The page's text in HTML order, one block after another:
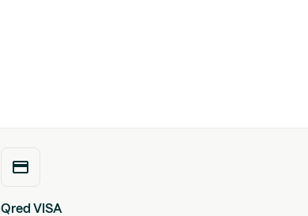
Qred VISA